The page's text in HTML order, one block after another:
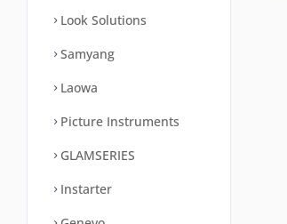
Look Solutions
Samyang
Laowa
Picture Instruments
GLAMSERIES
Instarter